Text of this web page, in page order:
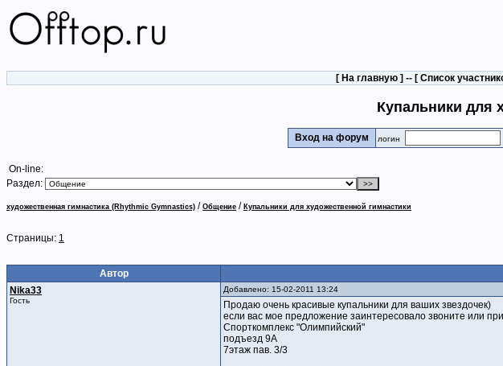
[ На главную ] -- [ Список
Купальники для
Вход на форум логин
On-line:
Раздел:
художественная гимнастика (Rhythmic Gymnastics) / Общение / Купальники для художественной гимнастики
Страницы: 1
Автор
Nika33
Гость
Добавлено: 15-02-2011 13:24
Продаю очень красивые купальники для ваших звездочек)
если вас мое предложение заинтересовало звоните или
Спорткомплекс "Олимпийский"
подъезд 9А
7этаж пав. 3/3